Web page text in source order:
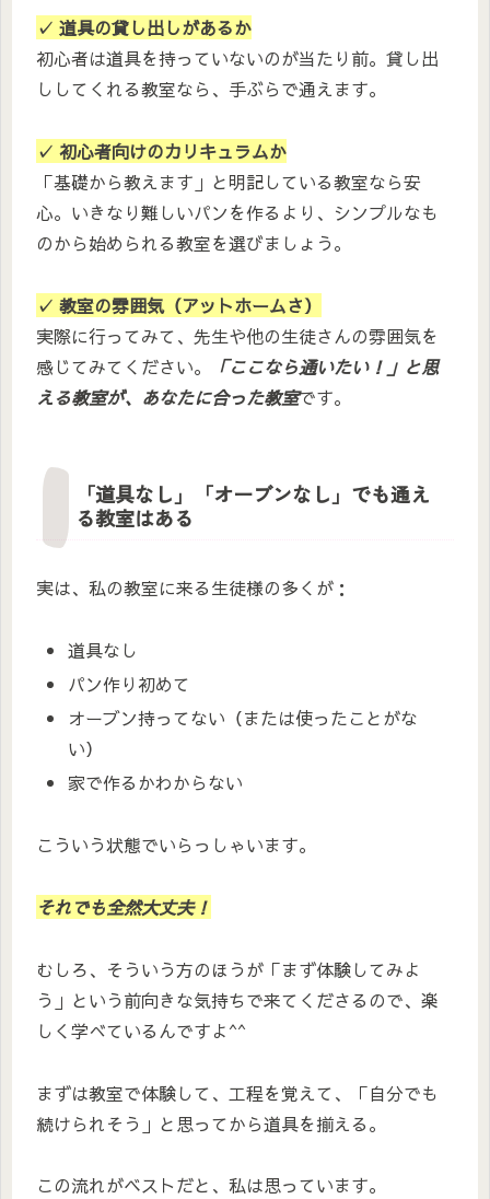
✓ 道具の貸し出しがあるか
初心者は道具を持っていないのが当たり前。貸し出
ししてくれる教室なら、手ぶらで通えます。
✓ 初心者向けのカリキュラムか
「基礎から教えます」と明記している教室なら安
心。いきなり難しいパンを作るより、シンプルなも
のから始められる教室を選びましょう。
✓ 教室の雰囲気（アットホームさ）
実際に行ってみて、先生や他の生徒さんの雰囲気を
感じてみてください。
「ここなら通いたい！」と思
える教室が、あなたに合った教室です。
「道具なし」「オーブンなし」でも通え
る教室はある
実は、私の教室に来る生徒様の多くが：
道具なし
パン作り初めて
オーブン持ってない（または使ったことがな
い）
家で作るかわからない
こういう状態でいらっしゃいます。
それでも全然大丈夫！
むしろ、そういう方のほうが「まず体験してみよ
う」という前向きな気持ちで来てくださるので、楽
しく学べているんですよ^^
まずは教室で体験して、工程を覚えて、「自分でも
続けられそう」と思ってから道具を揃える。
この流れがベストだと、私は思っています。